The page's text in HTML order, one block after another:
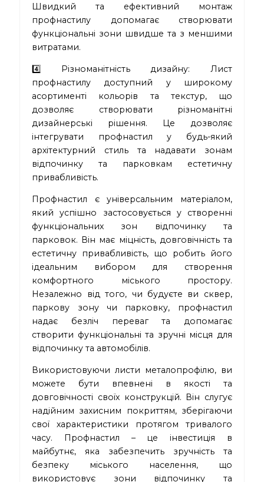
Швидкий та ефективний монтаж
профнастилу допомагає створювати
функціональні зони швидше та з меншими
витратами.
4️⃣ Різноманітність дизайну: Лист
профнастилу доступний у широкому
асортименті кольорів та текстур, що
дозволяє створювати різноманітні
дизайнерські рішення. Це дозволяє
інтегрувати профнастил у будь-який
архітектурний стиль та надавати зонам
відпочинку та парковкам естетичну
привабливість.
Профнастил є універсальним матеріалом,
який успішно застосовується у створенні
функціональних зон відпочинку та
парковок. Він має міцність, довговічність та
естетичну привабливість, що робить його
ідеальним вибором для створення
комфортного міського простору.
Незалежно від того, чи будуєте ви сквер,
паркову зону чи парковку, профнастил
надає безліч переваг та допомагає
створити функціональні та зручні місця для
відпочинку та автомобілів.
Використовуючи листи металопрофілю, ви
можете бути впевнені в якості та
довговічності своїх конструкцій. Він слугує
надійним захисним покриттям, зберігаючи
свої характеристики протягом тривалого
часу. Профнастил – це інвестиція в
майбутнє, яка забезпечить зручність та
безпеку міського населення, що
використовує зони відпочинку та